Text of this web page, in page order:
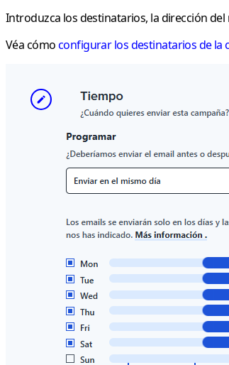
Introduzca los destinatarios, la dirección
Véa cómoconfigurar los destinatarios de la